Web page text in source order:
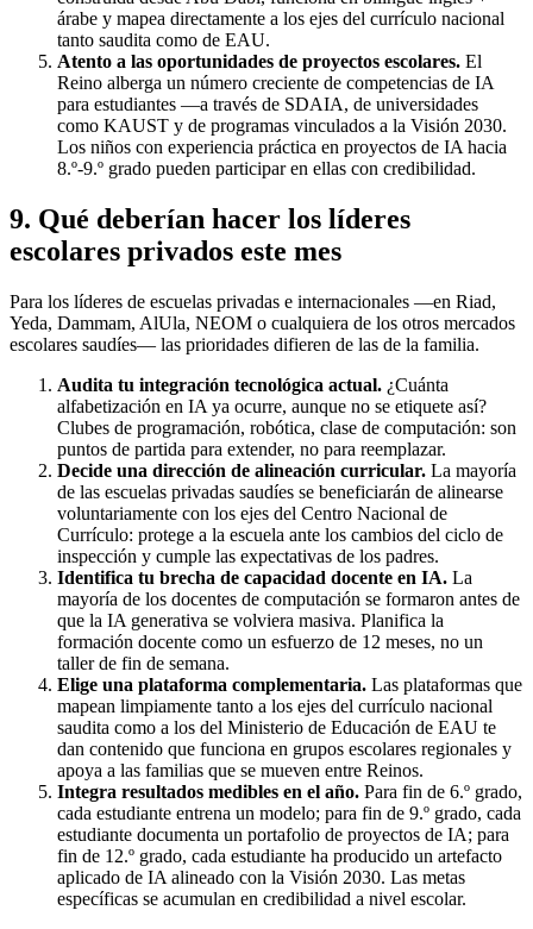
árabe y mapea directamente a los ejes del currículo nacional
tanto saudita como de EAU.
Atento a las oportunidades de proyectos escolares. El
Reino alberga un número creciente de competencias de IA
para estudiantes —a través de SDAIA, de universidades
como KAUST y de programas vinculados a la Visión 2030.
Los niños con experiencia práctica en proyectos de IA hacia
8.º-9.º grado pueden participar en ellas con credibilidad.
9. Qué deberían hacer los líderes
escolares privados este mes
Para los líderes de escuelas privadas e internacionales —en Riad,
Yeda, Dammam, AlUla, NEOM o cualquiera de los otros mercados
escolares saudíes— las prioridades difieren de las de la familia.
Audita tu integración tecnológica actual. ¿Cuánta
alfabetización en IA ya ocurre, aunque no se etiquete así?
Clubes de programación, robótica, clase de computación: son
puntos de partida para extender, no para reemplazar.
Decide una dirección de alineación curricular. La mayoría
de las escuelas privadas saudíes se beneficiarán de alinearse
voluntariamente con los ejes del Centro Nacional de
Currículo: protege a la escuela ante los cambios del ciclo de
inspección y cumple las expectativas de los padres.
Identifica tu brecha de capacidad docente en IA. La
mayoría de los docentes de computación se formaron antes de
que la IA generativa se volviera masiva. Planifica la
formación docente como un esfuerzo de 12 meses, no un
taller de fin de semana.
Elige una plataforma complementaria. Las plataformas que
mapean limpiamente tanto a los ejes del currículo nacional
saudita como a los del Ministerio de Educación de EAU te
dan contenido que funciona en grupos escolares regionales y
apoya a las familias que se mueven entre Reinos.
Integra resultados medibles en el año. Para fin de 6.º grado,
cada estudiante entrena un modelo; para fin de 9.º grado, cada
estudiante documenta un portafolio de proyectos de IA; para
fin de 12.º grado, cada estudiante ha producido un artefacto
aplicado de IA alineado con la Visión 2030. Las metas
específicas se acumulan en credibilidad a nivel escolar.